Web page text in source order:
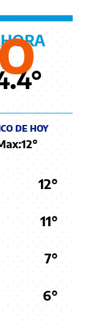
°
DE HOY
12°
12°
11°
7°
6°